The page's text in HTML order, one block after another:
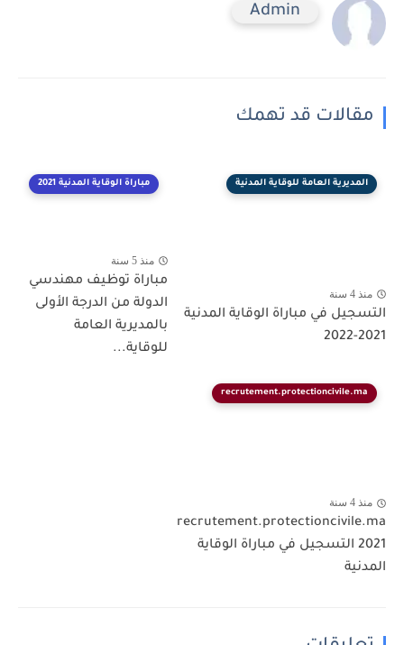
Admin
مقالات قد تهمك
المديرية العامة للوقاية المدنية
منذ 4 سنة
التسجيل في مباراة الوقاية المدنية
2021-2022
مباراة الوقاية المدنية 2021
منذ 5 سنة
مباراة توظيف مهندسي
الدولة من الدرجة الأولى
بالمديرية العامة
للوقاية...
recrutement.protectioncivile.ma
منذ 4 سنة
recrutement.protectioncivile.ma
2021 التسجيل في مباراة الوقاية
المدنية